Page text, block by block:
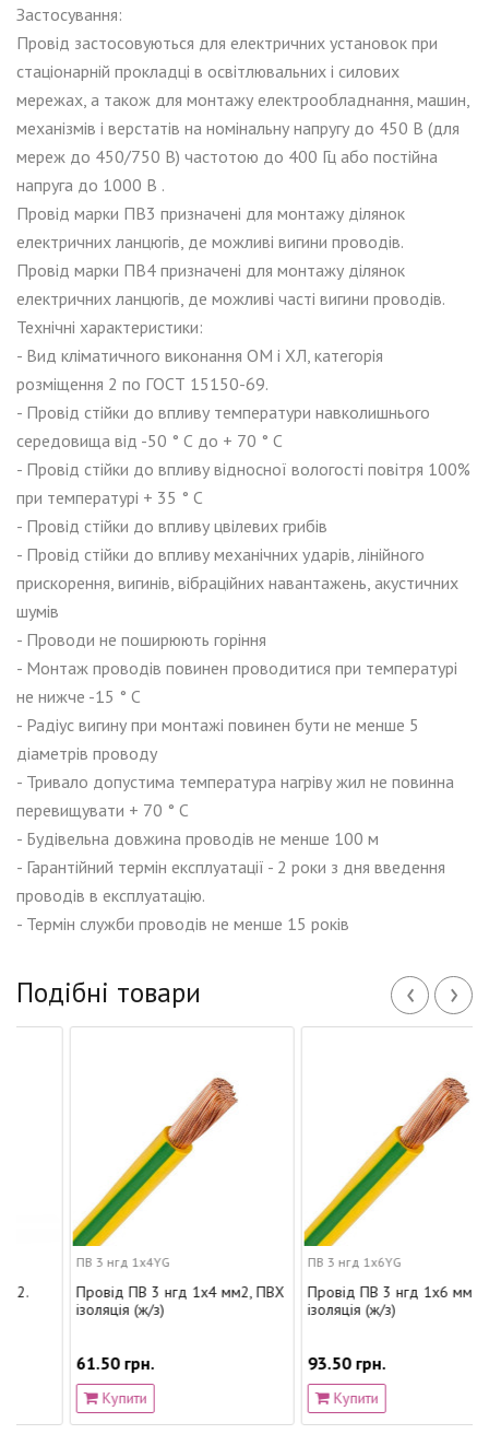
Застосування:
Провід застосовуються для електричних установок при
стаціонарній прокладці в освітлювальних і силових
мережах, а також для монтажу електрообладнання, машин,
механізмів і верстатів на номінальну напругу до 450 В (для
мереж до 450/750 В) частотою до 400 Гц або постійна
напруга до 1000 В .
Провід марки ПВ3 призначені для монтажу ділянок
електричних ланцюгів, де можливі вигини проводів.
Провід марки ПВ4 призначені для монтажу ділянок
електричних ланцюгів, де можливі часті вигини проводів.
Технічні характеристики:
- Вид кліматичного виконання ОМ і ХЛ, категорія
розміщення 2 по ГОСТ 15150-69.
- Провід стійки до впливу температури навколишнього
середовища від -50 ° С до + 70 ° С
- Провід стійки до впливу відносної вологості повітря 100%
при температурі + 35 ° С
- Провід стійки до впливу цвілевих грибів
- Провід стійки до впливу механічних ударів, лінійного
прискорення, вигинів, вібраційних навантажень, акустичних
шумів
- Проводи не поширюють горіння
- Монтаж проводів повинен проводитися при температурі
не нижче -15 ° С
- Радіус вигину при монтажі повинен бути не менше 5
діаметрів проводу
- Тривало допустима температура нагріву жил не повинна
перевищувати + 70 ° С
- Будівельна довжина проводів не менше 100 м
- Гарантійний термін експлуатації - 2 роки з дня введення
проводів в експлуатацію.
- Термін служби проводів не менше 15 років
Подібні товари ‹ ›
ПВ 3 нгд 1х4YG
Провід ПВ 3 нгд 1х4 мм2, ПВХ
ізоляція (ж/з)
61.50 грн.
Купити
ПВ 3 нгд 1х6YG
Провід ПВ 3 нгд 1х6 мм2, ПВХ
ізоляція (ж/з)
93.50 грн.
Купити